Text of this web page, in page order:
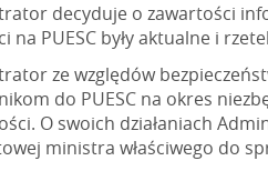
decyduje o zawartości
na PUESC były aktualne i
ze względów
do PUESC na okres
O swoich działaniach
ministra właściwego do